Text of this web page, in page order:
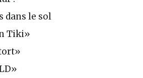
dans le sol
Tiki»